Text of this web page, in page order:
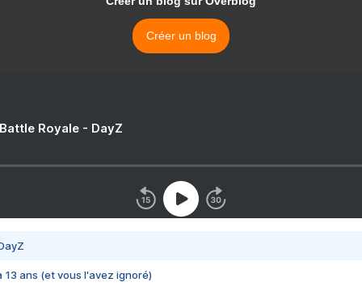
Créer un blog
Royale - DayZ
13 ans (et vous l'avez ignoré)